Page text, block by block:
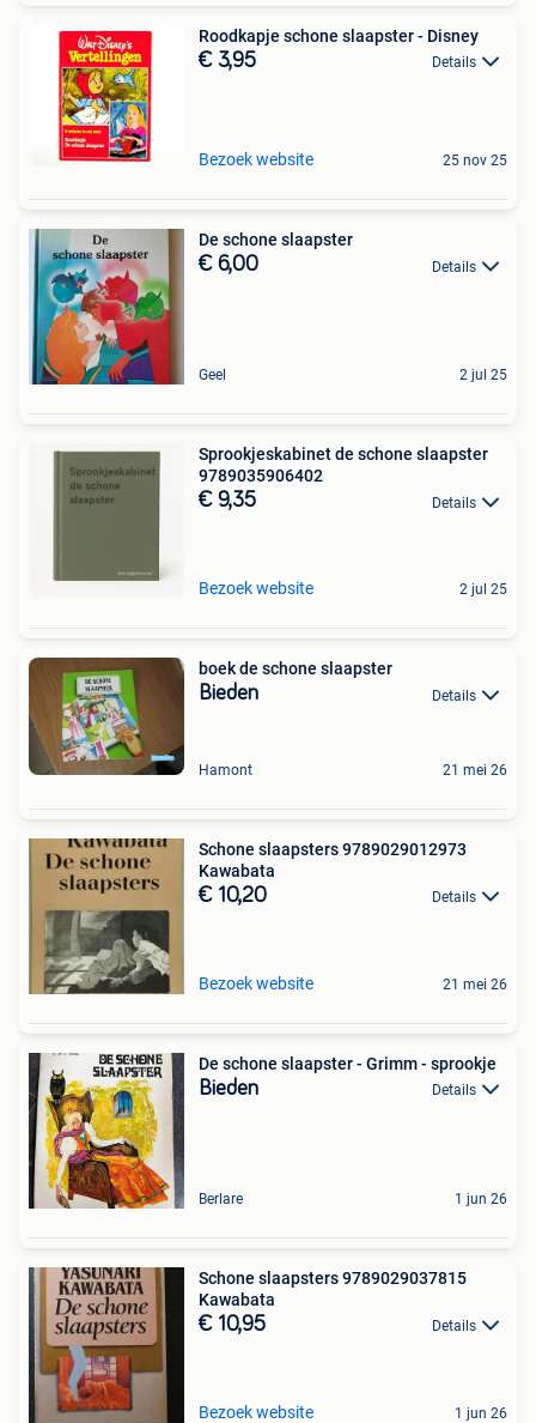
Roodkapje schone slaapster - Disney
€ 3,95 Details
Bezoek website 25 nov 25
De schone slaapster
€ 6,00 Details
Geel 2 jul 25
Sprookjeskabinet de schone slaapster
9789035906402
€ 9,35 Details
Bezoek website 2 jul 25
boek de schone slaapster
Bieden Details
Hamont 21 mei 26
Schone slaapsters 9789029012973
Kawabata
€ 10,20 Details
Bezoek website 21 mei 26
De schone slaapster - Grimm - sprookje
Bieden Details
Berlare 1 jun 26
Schone slaapsters 9789029037815
Kawabata
€ 10,95 Details
Bezoek website 1 jun 26